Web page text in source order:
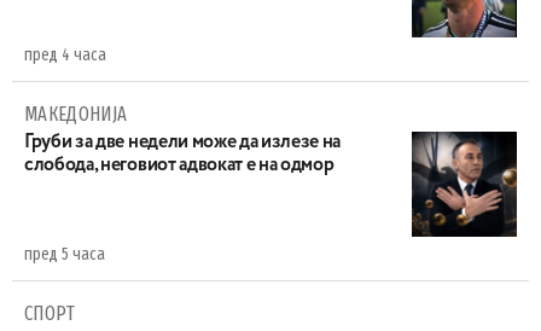
пред 4 часа
МАКЕДОНИЈА
Груби за две недели може да излезе на
слобода, неговиот адвокат е на одмор
пред 5 часа
СПОРТ